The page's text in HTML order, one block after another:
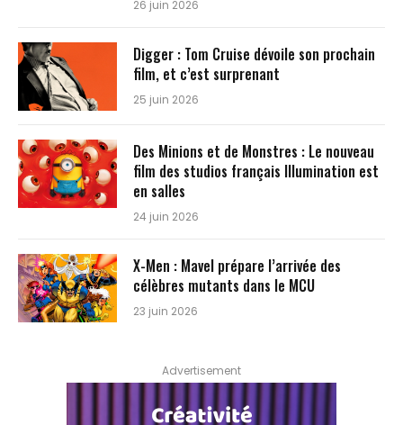
26 juin 2026
Digger : Tom Cruise dévoile son prochain
film, et c’est surprenant
25 juin 2026
Des Minions et de Monstres : Le nouveau
film des studios français Illumination est
en salles
24 juin 2026
X-Men : Mavel prépare l’arrivée des
célèbres mutants dans le MCU
23 juin 2026
Advertisement